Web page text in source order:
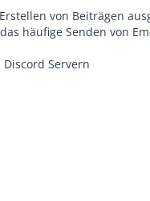
von Beiträgen
häufige Senden von
Servern